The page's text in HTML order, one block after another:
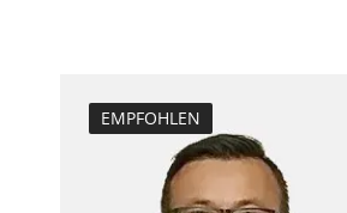
Injektoren
Lamdasonde
EMPFOHLEN